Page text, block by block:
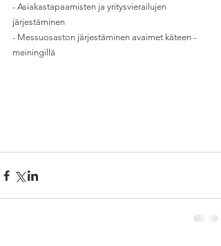
- Asiakastapaamisten ja yritysvierailujen
järjestäminen
- Messuosaston järjestäminen avaimet käteen -
meiningillä